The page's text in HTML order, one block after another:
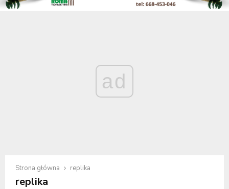
ad
Strona główna replika
replika